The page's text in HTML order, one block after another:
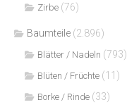
Zirbe (76)
Baumteile (2.896)
Blätter / Nadeln (793)
Blüten / Früchte (11)
Borke / Rinde (33)